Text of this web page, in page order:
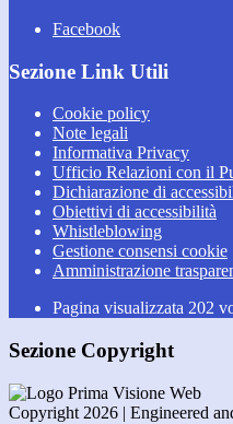
Facebook
Sezione Link Utili
Cookie policy
Note legali
Informativa Privacy
Ufficio Relazioni con il
Dichiarazione di
Obiettivi di accessibilità
Whistleblowing
Gestione consensi cookie
Amministrazione
Pagina visualizzata 202
Sezione Copyright
Copyright 2026 | Engineered